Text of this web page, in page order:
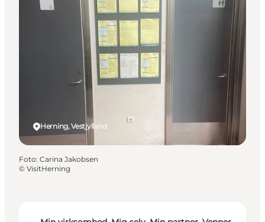
Herning, Vestjylland
Foto: Carina Jakobsen
© VisitHerning